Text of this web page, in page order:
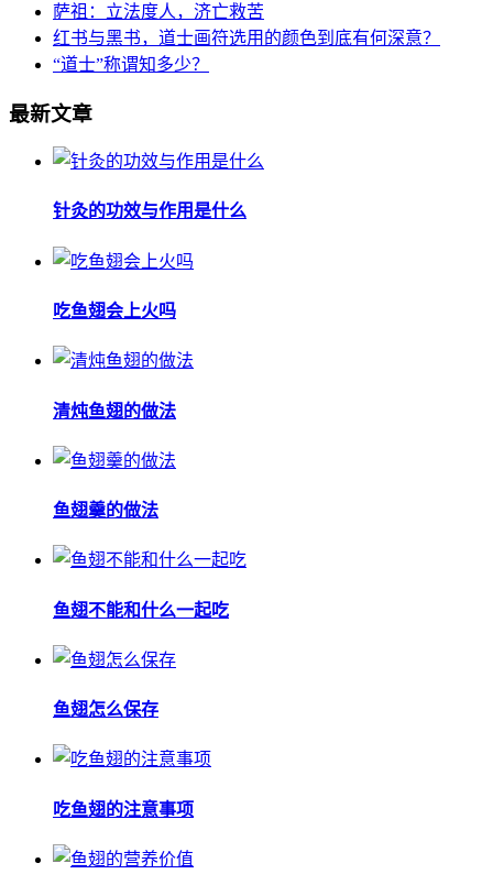
萨祖：立法度人，济亡救苦
红书与黑书，道士画符选用的颜色到底有何深意？
“道士”称谓知多少？
最新文章
针灸的功效与作用是什么
吃鱼翅会上火吗
清炖鱼翅的做法
鱼翅羹的做法
鱼翅不能和什么一起吃
鱼翅怎么保存
吃鱼翅的注意事项